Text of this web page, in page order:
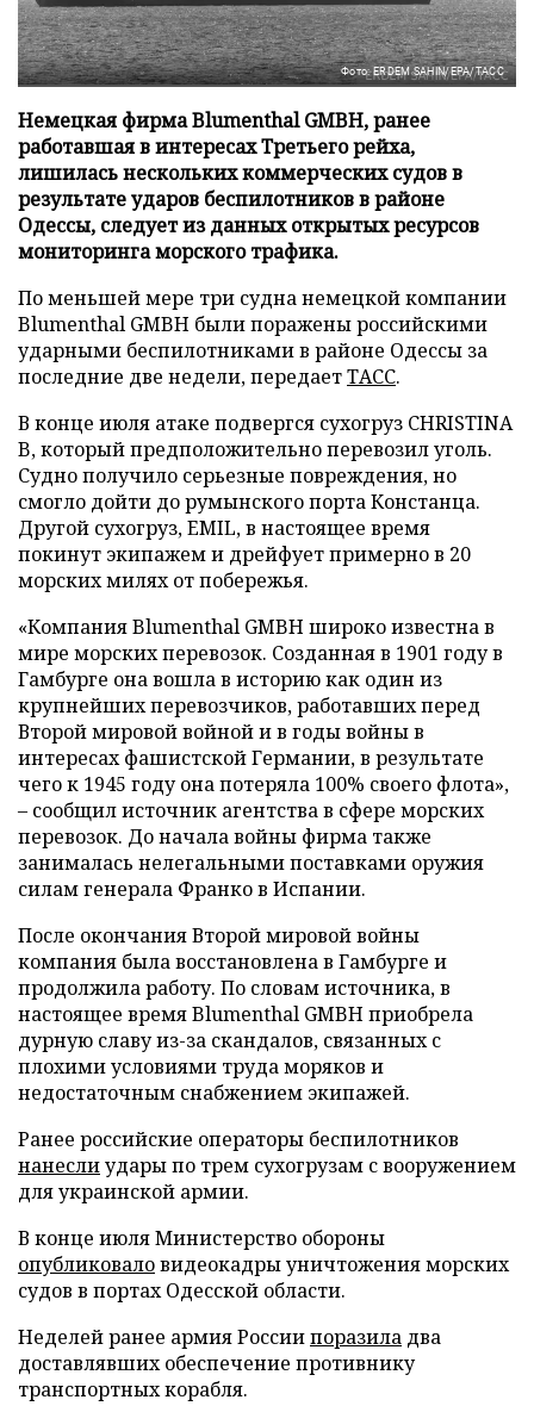
Фото: ERDEM SAHIN/EPA/ТАСС
Немецкая фирма Blumenthal GMBH, ранее
работавшая в интересах Третьего рейха,
лишилась нескольких коммерческих судов в
результате ударов беспилотников в районе
Одессы, следует из данных открытых ресурсов
мониторинга морского трафика.
По меньшей мере три судна немецкой компании
Blumenthal GMBH были поражены российскими
ударными беспилотниками в районе Одессы за
последние две недели, передаетТАСС.
В конце июля атаке подвергся сухогруз CHRISTINA
B, который предположительно перевозил уголь.
Судно получило серьезные повреждения, но
смогло дойти до румынского порта Констанца.
Другой сухогруз, EMIL, в настоящее время
покинут экипажем и дрейфует примерно в 20
морских милях от побережья.
«Компания Blumenthal GMBH широко известна в
мире морских перевозок. Созданная в 1901 году в
Гамбурге она вошла в историю как один из
крупнейших перевозчиков, работавших перед
Второй мировой войной и в годы войны в
интересах фашистской Германии, в результате
чего к 1945 году она потеряла 100% своего флота»,
– сообщил источник агентства в сфере морских
перевозок. До начала войны фирма также
занималась нелегальными поставками оружия
силам генерала Франко в Испании.
После окончания Второй мировой войны
компания была восстановлена в Гамбурге и
продолжила работу. По словам источника, в
настоящее время Blumenthal GMBH приобрела
дурную славу из-за скандалов, связанных с
плохими условиями труда моряков и
недостаточным снабжением экипажей.
Ранее российские операторы беспилотников
нанеслиудары по трем сухогрузам с вооружением
для украинской армии.
В конце июля Министерство обороны
опубликоваловидеокадры уничтожения морских
судов в портах Одесской области.
Неделей ранее армия Россиипоразила два
доставлявших обеспечение противнику
транспортных корабля.